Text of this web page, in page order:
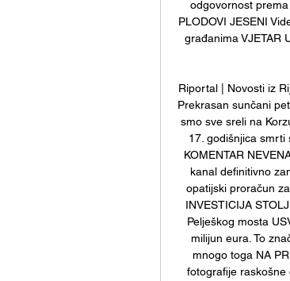
odgovornost
PLODOVI JESENI
građanima VJETAR
Riportal | Novosti iz
Prekrasan sunčani
smo sve sreli na
17. godišnjica smrti
KOMENTAR
kanal definitivno
opatijski proračun
INVESTICIJA
Pelješkog mosta
milijun eura. To
mnogo toga NA
fotografije